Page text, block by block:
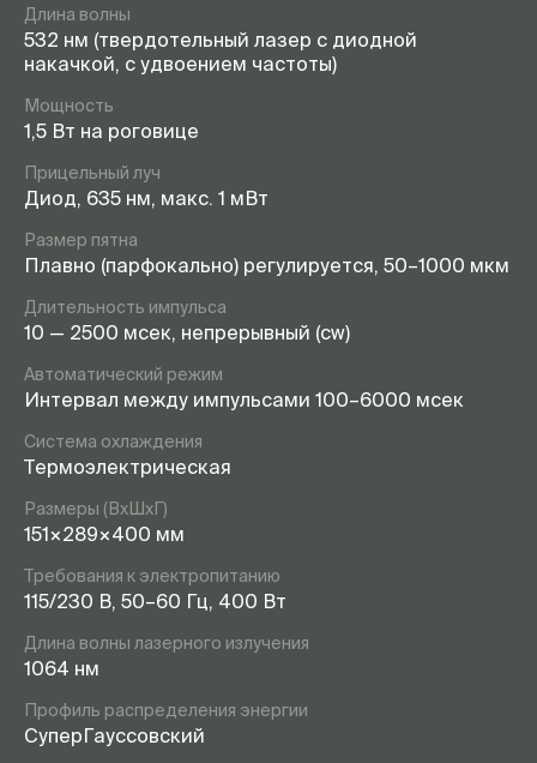
Длина волны
532 нм (твердотельный лазер с диодной
накачкой, с удвоением частоты)
Мощность
1,5 Вт на роговице
Прицельный луч
Диод, 635 нм, макс. 1 мВт
Размер пятна
Плавно (парфокально) регулируется, 50–1000 мкм
Длительность импульса
10 — 2500 мсек, непрерывный (cw)
Автоматический режим
Интервал между импульсами 100–6000 мсек
Система охлаждения
Термоэлектрическая
Размеры (ВхШхГ)
151×289×400 мм
Требования к электропитанию
115/230 В, 50–60 Гц, 400 Вт
Длина волны лазерного излучения
1064 нм
Профиль распределения энергии
СуперГауссовский